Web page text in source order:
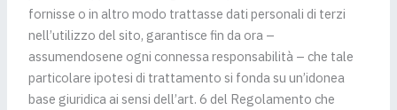
fornisse o in altro modo trattasse dati personali di terzi
nell’utilizzo del sito, garantisce fin da ora –
assumendosene ogni connessa responsabilità – che tale
particolare ipotesi di trattamento si fonda su un’idonea
base giuridica ai sensi dell’art. 6 del Regolamento che